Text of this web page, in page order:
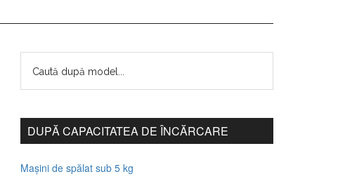
DUPĂ CAPACITATEA DE ÎNCĂRCARE
Mașini de spălat sub 5 kg